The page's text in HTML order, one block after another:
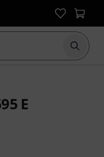
E
1 évaluations clients